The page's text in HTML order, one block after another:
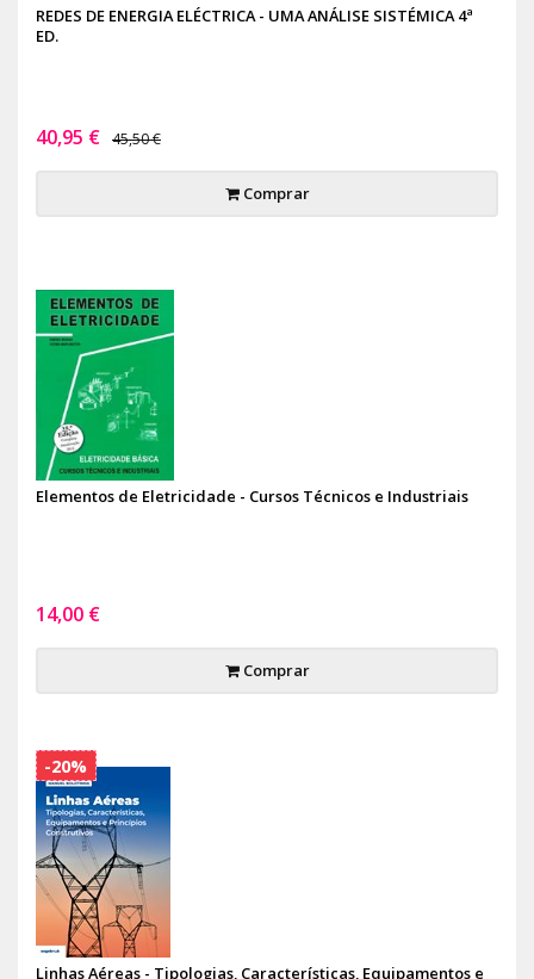
REDES DE ENERGIA ELÉCTRICA - UMA ANÁLISE SISTÉMICA 4ª
ED.
40,95 € 45,50 €
Comprar
Elementos de Eletricidade - Cursos Técnicos e Industriais
14,00 €
Comprar
Linhas Aéreas - Tipologias, Características, Equipamentos e
-20%